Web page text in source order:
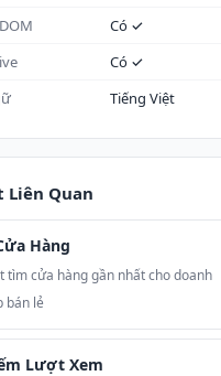
Có ✓
Có ✓
Tiếng Việt
Liên Quan
Hàng
tìm cửa hàng gần nhất cho doanh
bán lẻ
Lượt Xem